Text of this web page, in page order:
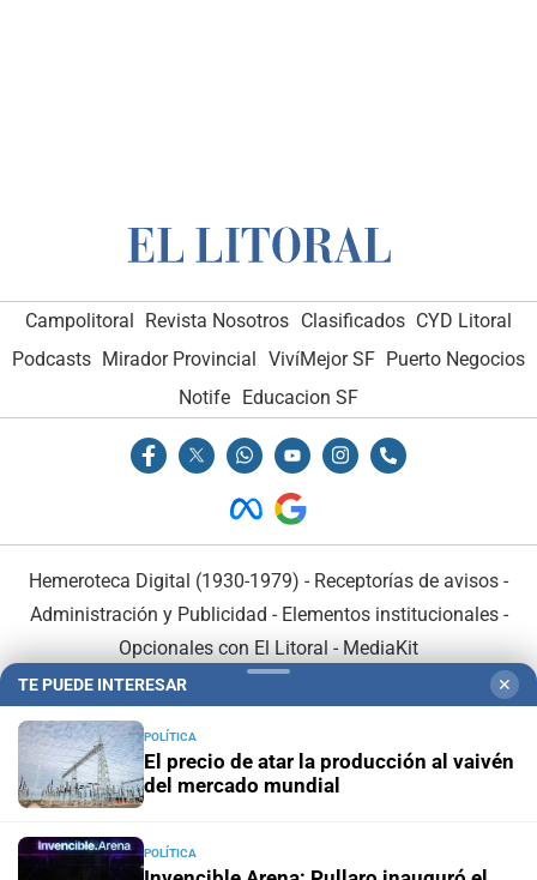
Campolitoral Revista Nosotros Clasificados CYD Litoral
Podcasts Mirador Provincial VivíMejor SF Puerto Negocios
Notife Educacion SF
Hemeroteca Digital (1930-1979) - Receptorías de avisos -
Administración y Publicidad - Elementos institucionales-
Opcionales con El Litoral - MediaKit
En Asociación con:
TE PUEDE INTERESAR ✕
POLÍTICA
El precio de atar la producción al vaivén
del mercado mundial
POLÍTICA